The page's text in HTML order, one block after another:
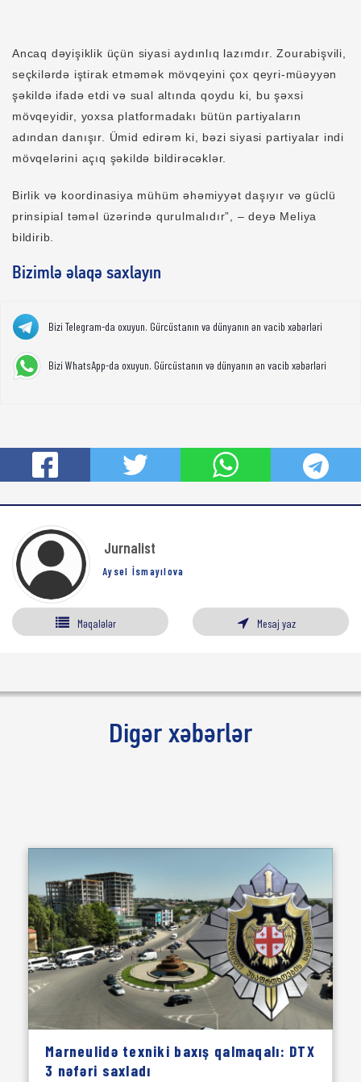
Ancaq dəyişiklik üçün siyasi aydınlıq lazımdır. Zourabişvili,
seçkilərdə iştirak etməmək mövqeyini çox qeyri-müəyyən
şəkildə ifadə etdi və sual altında qoydu ki, bu şəxsi
mövqeyidir, yoxsa platformadakı bütün partiyaların
adından danışır. Ümid edirəm ki, bəzi siyasi partiyalar indi
mövqelərini açıq şəkildə bildirəcəklər.
Birlik və koordinasiya mühüm əhəmiyyət daşıyır və güclü
prinsipial təməl üzərində qurulmalıdır”, – deyə Meliya
bildirib.
Bizimlə əlaqə saxlayın
Bizi Telegram-da oxuyun. Gürcüstanın və dünyanın ən vacib xəbərləri
Bizi WhatsApp-da oxuyun. Gürcüstanın və dünyanın ən vacib xəbərləri
Jurnalist
Aysel İsmayılova
Məqalələr Mesaj yaz
Digər xəbərlər
Marneulidə texniki baxış qalmaqalı: DTX
3 nəfəri saxladı